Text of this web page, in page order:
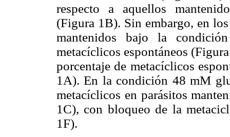
respecto a aquellos
(Figura 1B). Sin embargo, en
mantenidos bajo la
metacíclicos espontáneos
porcentaje de metacíclicos
1A). En la condición 48 mM
metacíclicos en parásitos
1C), con bloqueo de la
1F).